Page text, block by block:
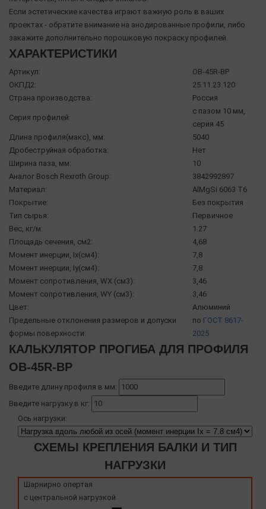
Если эстетические качества играют важную роль в ваших
проектах - обратите внимание на анодированные профили, либо
закажите дополнительно порошковую покраску профилей.
ХАРАКТЕРИСТИКИ
Артикул:
OB-45R-BP
ОКПД2:
25.11.23.120
Страна производства:
Россия
Серия профилей:
с пазом 10 мм,
серия 45
Длина профиля(макс), мм:
5040
Дробеструйная обработка:
Нет
Ширина паза, мм:
10
Аналог Bosch Rexroth Group:
3842992897
Материал:
AlMgSi 6063 Т6
Покрытие:
Без покрытия
Тип сырья:
Первичное
Вес, кг/м:
1.27
Площадь сечения, см2:
4,68
Момент инерции, Ix(см4):
7,8
Момент инерции, Iy(см4):
7,8
Момент сопротивления, WX (см3):
3,46
Момент сопротивления, WY (см3):
3,46
Цвет:
Алюминий
Предельные отклонения размеров и допуски
формы поверхности:
по ГОСТ 8617-
2025
КАЛЬКУЛЯТОР ПРОГИБА ДЛЯ ПРОФИЛЯ
OB-45R-BP
Введите длину профиля в мм:
Введите нагрузку в кг:
Ось нагрузки:
СХЕМЫ КРЕПЛЕНИЯ БАЛКИ И ТИП
НАГРУЗКИ
Шарнирно опертая
с центральной нагрузкой